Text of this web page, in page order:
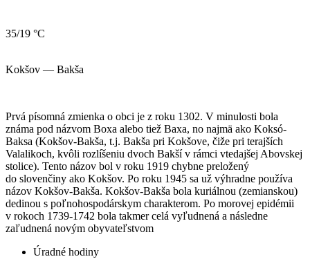
35/19 °C
Kokšov — Bakša
Prvá písomná zmienka o obci je z roku 1302. V minulosti bola
známa pod názvom Boxa alebo tiež Baxa, no najmä ako Koksó-
Baksa (Kokšov-Bakša, t.j. Bakša pri Kokšove, čiže pri terajších
Valalikoch, kvôli rozlíšeniu dvoch Bakší v rámci vtedajšej Abovskej
stolice). Tento názov bol v roku 1919 chybne preložený
do slovenčiny ako Kokšov. Po roku 1945 sa už výhradne používa
názov Kokšov-Bakša. Kokšov-Bakša bola kuriálnou (zemianskou)
dedinou s poľnohospodárskym charakterom. Po morovej epidémii
v rokoch 1739-1742 bola takmer celá vyľudnená a následne
zaľudnená novým obyvateľstvom
Úradné hodiny